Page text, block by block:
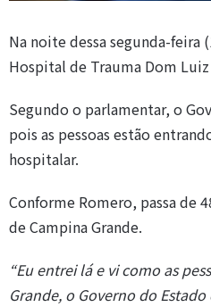
Na noite dessa segunda-feira
Hospital de Trauma Dom Luiz
Segundo o parlamentar, o
pois as pessoas estão
hospitalar.
Conforme Romero, passa de
de Campina Grande.
“Eu entrei lá e vi como as
Grande, o Governo do